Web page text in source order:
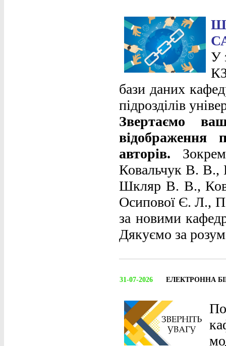
У
бази даних
підрозділів
Звертаємо
відображення
авторів.
Ковальчук В. В.,
Шкляр В. В.,
Осипової Є. Л.,
за новими
Дякуємо за
31-07-2026 ЕЛЕКТРОННА